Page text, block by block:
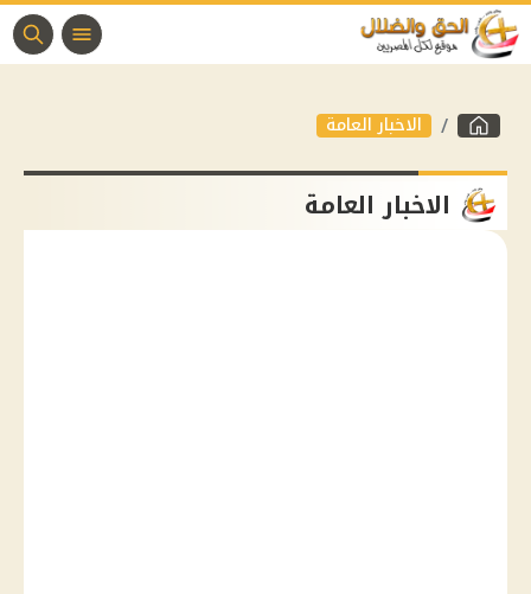
الاخبار العامة
الاخبار العامة